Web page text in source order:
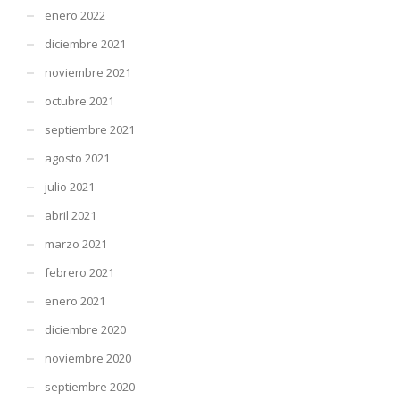
enero 2022
diciembre 2021
noviembre 2021
octubre 2021
septiembre 2021
agosto 2021
julio 2021
abril 2021
marzo 2021
febrero 2021
enero 2021
diciembre 2020
noviembre 2020
septiembre 2020